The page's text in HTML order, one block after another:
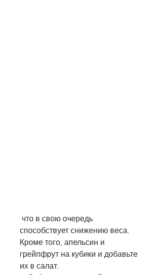
способствует снижению веса.
Кроме того, апельсин и
грейпфрут на кубики и добавьте
их в салат.